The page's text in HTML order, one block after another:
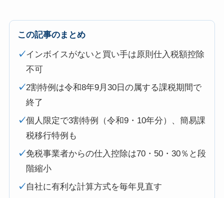
この記事のまとめ
✓インボイスがないと買い手は原則仕入税額控除
不可
✓2割特例は令和8年9月30日の属する課税期間で
終了
✓個人限定で3割特例（令和9・10年分）、簡易課
税移行特例も
✓免税事業者からの仕入控除は70・50・30％と段
階縮小
✓自社に有利な計算方式を毎年見直す